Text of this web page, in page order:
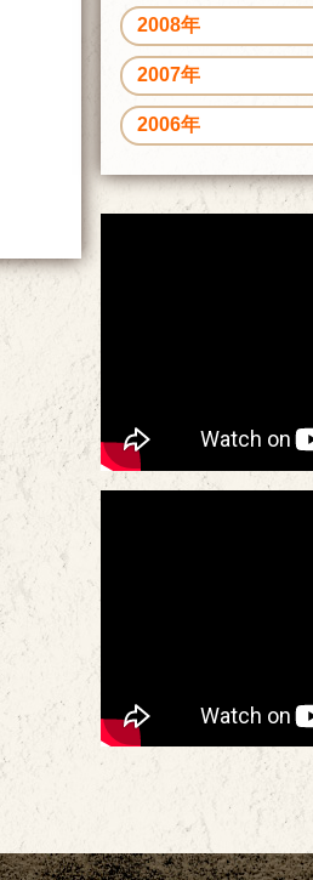
2008年
2007年
2006年